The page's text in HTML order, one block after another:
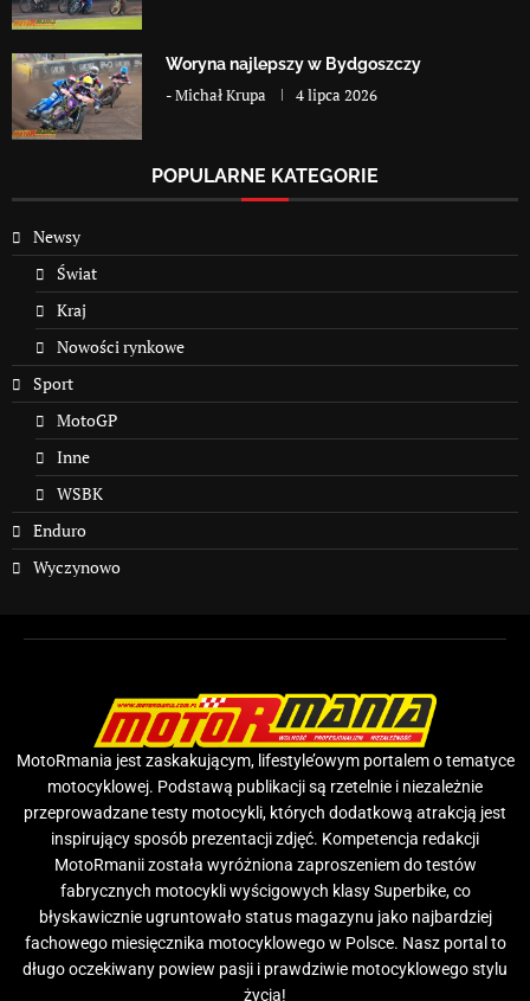
Woryna najlepszy w Bydgoszczy
-Michał Krupa 4 lipca 2026
POPULARNE KATEGORIE
Newsy
Świat
Kraj
Nowości rynkowe
Sport
MotoGP
Inne
WSBK
Enduro
Wyczynowo
MotoRmania jest zaskakującym, lifestyle’owym portalem o tematyce
motocyklowej. Podstawą publikacji są rzetelnie i niezależnie
przeprowadzane testy motocykli, których dodatkową atrakcją jest
inspirujący sposób prezentacji zdjęć. Kompetencja redakcji
MotoRmanii została wyróżniona zaproszeniem do testów
fabrycznych motocykli wyścigowych klasy Superbike, co
błyskawicznie ugruntowało status magazynu jako najbardziej
fachowego miesięcznika motocyklowego w Polsce. Nasz portal to
długo oczekiwany powiew pasji i prawdziwie motocyklowego stylu
życia!